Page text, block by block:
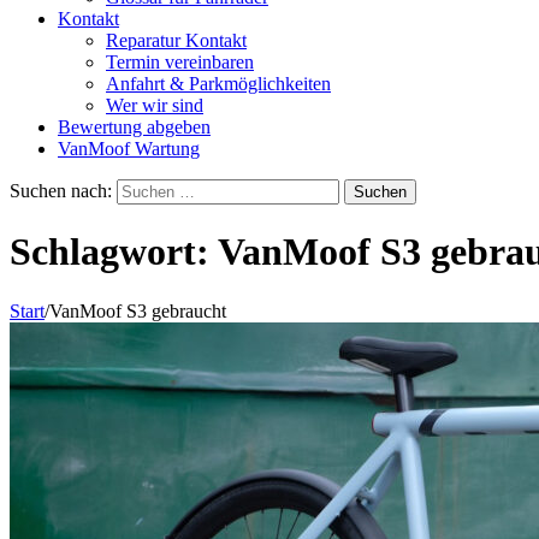
Kontakt
Reparatur Kontakt
Termin vereinbaren
Anfahrt & Parkmöglichkeiten
Wer wir sind
Bewertung abgeben
VanMoof Wartung
Suchen nach:
Schlagwort: VanMoof S3
Start/VanMoof S3 gebraucht